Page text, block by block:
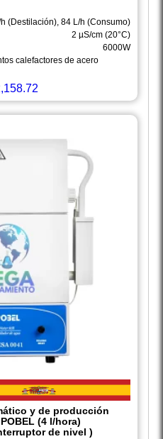
(Destilación), 84 L/h (Consumo)
2 µS/cm (20°C)
6000W
calefactores de acero
y de producción
(4 l/hora)
de nivel )